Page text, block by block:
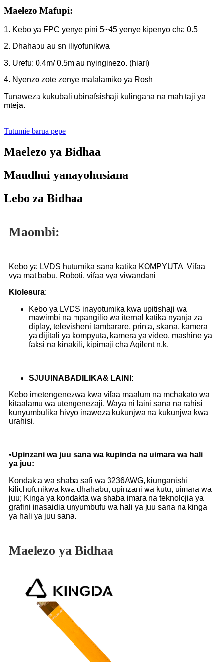
Maelezo Mafupi:
1. Kebo ya FPC yenye pini 5~45 yenye kipenyo cha 0.5
2. Dhahabu au sn iliyofunikwa
3. Urefu: 0.4m/ 0.5m au nyinginezo. (hiari)
4. Nyenzo zote zenye malalamiko ya Rosh
Tunaweza kukubali ubinafsishaji kulingana na mahitaji ya
mteja.
Tutumie barua pepe
Maelezo ya Bidhaa
Maudhui yanayohusiana
Lebo za Bidhaa
Maombi:
Kebo ya LVDS hutumika sana katika KOMPYUTA, Vifaa
vya matibabu, Roboti, vifaa vya viwandani
Kiolesura:
Kebo ya LVDS inayotumika kwa upitishaji wa
mawimbi na mpangilio wa iternal katika nyanja za
diplay, televisheni tambarare, printa, skana, kamera
ya dijitali ya kompyuta, kamera ya video, mashine ya
faksi na kinakili, kipimaji cha Agilent n.k.
SJUU INABADILIKA& LAINI :
Kebo imetengenezwa kwa vifaa maalum na mchakato wa
kitaalamu wa utengenezaji. Waya ni laini sana na rahisi
kunyumbulika hivyo inaweza kukunjwa na kukunjwa kwa
urahisi.
•Upinzani wa juu sana wa kupinda na uimara wa hali
ya juu:
Kondakta wa shaba safi wa 3236AWG, kiunganishi
kilichofunikwa kwa dhahabu, upinzani wa kutu, uimara wa
juu; Kinga ya kondakta wa shaba imara na teknolojia ya
grafini inasaidia unyumbufu wa hali ya juu sana na kinga
ya hali ya juu sana.
Maelezo ya Bidhaa